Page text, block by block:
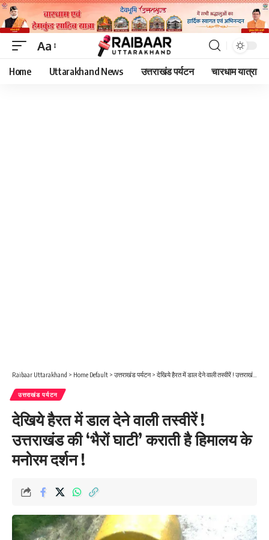
Font
Resizer
Aa
Home Uttarakhand News उत्तराखंड पर्यटन चारधाम यात्रा
Raibaar Uttarakhand > Home Default > उत्तराखंड पर्यटन> देखिये हैरत में डाल देने वाली तस्वीरें ! उत्तराखंड की ‘भैरों घाटी’ कराती है हिमालय के मनोरम दर्शन !
उत्तराखंड पर्यटन
देखिये हैरत में डाल देने वाली तस्वीरें !
उत्तराखंड की ‘भैरों घाटी’ कराती है हिमालय के
मनोरम दर्शन !